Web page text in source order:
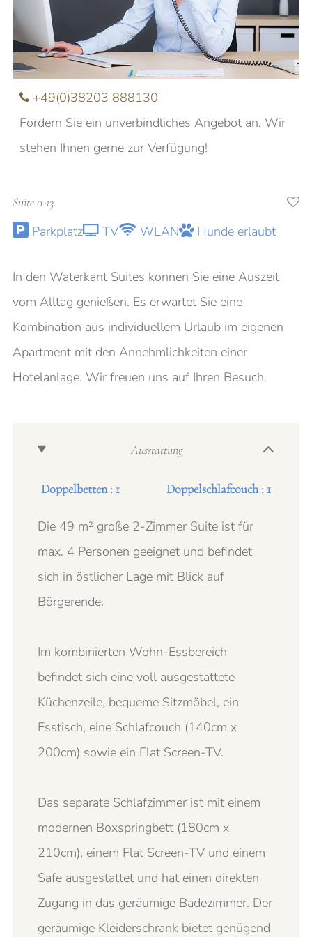
Suite 0-13
Parkplatz TV WLAN Hunde erlaubt
In den Waterkant Suites können Sie eine Auszeit
vom Alltag genießen. Es erwartet Sie eine
Kombination aus individuellem Urlaub im eigenen
Apartment mit den Annehmlichkeiten einer
Hotelanlage. Wir freuen uns auf Ihren Besuch.
Ausstattung
Doppelbetten : 1 Doppelschlafcouch : 1
Die 49 m² große 2-Zimmer Suite ist für
max. 4 Personen geeignet und befindet
sich in östlicher Lage mit Blick auf
Börgerende.
Im kombinierten Wohn-Essbereich
befindet sich eine voll ausgestattete
Küchenzeile, bequeme Sitzmöbel, ein
Esstisch, eine Schlafcouch (140cm x
200cm) sowie ein Flat Screen-TV.
Das separate Schlafzimmer ist mit einem
modernen Boxspringbett (180cm x
210cm), einem Flat Screen-TV und einem
Safe ausgestattet und hat einen direkten
Zugang in das geräumige Badezimmer. Der
geräumige Kleiderschrank bietet genügend
Nachname
E-Mail
Anfrage
Ich möchte über aktuelle Angebote und
+49(0)38203 888130
Fordern Sie ein unverbindliches Angebot an. Wir
stehen Ihnen gerne zur Verfügung!